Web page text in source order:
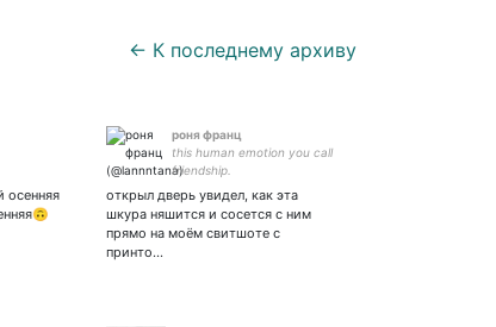
← К последнему архиву
осенняя
роня франц
this human emotion you call
friendship.
открыл дверь увидел, как эта
шкура няшится и сосется с ним
прямо на моём свитшоте с
принто…